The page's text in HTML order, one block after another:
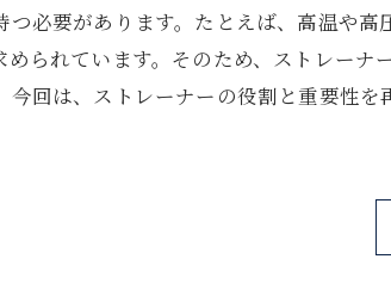
必要があります。たとえば、高温や高
られています。そのため、ストレーナ
回は、ストレーナーの役割と重要性を